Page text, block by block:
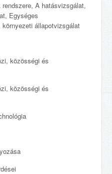
A hatásvizsgálat,
Egységes
állapotvizsgálat
közösségi és
közösségi és